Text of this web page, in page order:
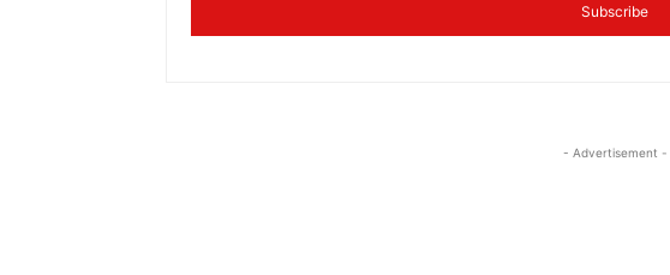
Subscribe
- Advertisement -